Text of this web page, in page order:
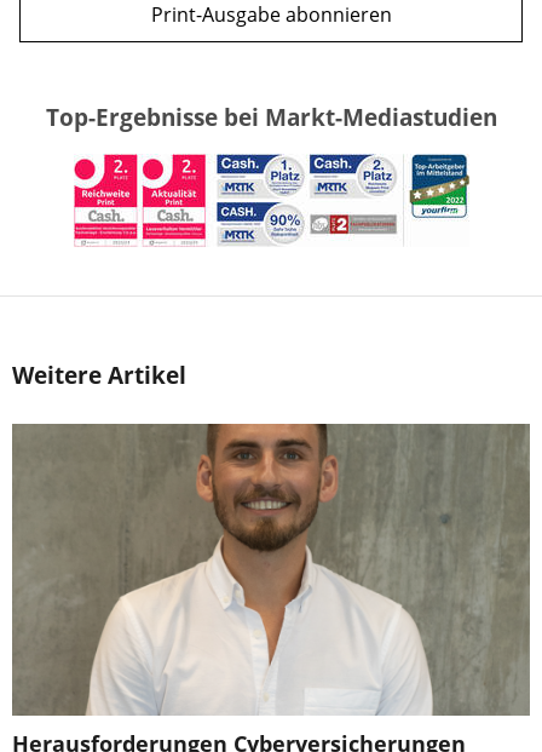
Print-Ausgabe abonnieren
Top-Ergebnisse bei Markt-Mediastudien
Weitere Artikel
Herausforderungen Cyberversicherungen